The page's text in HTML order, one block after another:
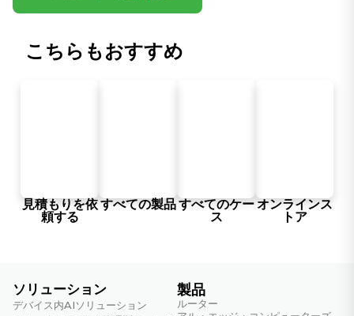
RFC 1851
RFC 1994
RFC 2138
半径
RFC 2236
IGMPv2
こちらもおすすめ
見積もりを依
頼する
すべての製品 すべてのケー
ス
オンラインス
トア
ソリューション
デバイス内AIソリューション
製品
ルーター